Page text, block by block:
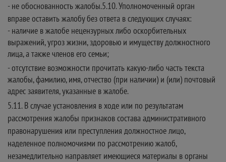
- не обоснованность жалобы.5.10. Уполномоченный орган
вправе оставить жалобу без ответа в следующих случаях:
- наличие в жалобе нецензурных либо оскорбительных
выражений, угроз жизни, здоровью и имуществу должностного
лица, а также членов его семьи;
- отсутствие возможности прочитать какую-либо часть текста
жалобы, фамилию, имя, отчество (при наличии) и (или) почтовый
адрес заявителя, указанные в жалобе.
5.11. В случае установления в ходе или по результатам
рассмотрения жалобы признаков состава административного
правонарушения или преступления должностное лицо,
наделенное полномочиями по рассмотрению жалоб,
незамедлительно направляет имеющиеся материалы в органы